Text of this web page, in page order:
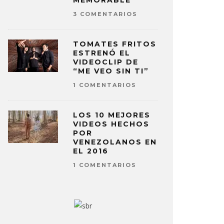
3 COMENTARIOS
TOMATES FRITOS
ESTRENÓ EL
VIDEOCLIP DE
“ME VEO SIN TI”
1 COMENTARIOS
LOS 10 MEJORES
VIDEOS HECHOS
POR
VENEZOLANOS EN
EL 2016
1 COMENTARIOS